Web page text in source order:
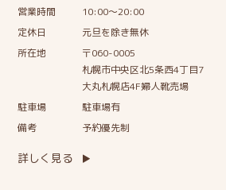
営業時間
10:00〜20:00
定休日
元旦を除き無休
所在地
〒060-0005
札幌市中央区北5条西4丁目7
大丸札幌店4F婦人靴売場
駐車場
駐車場有
備考
予約優先制
詳しく見る